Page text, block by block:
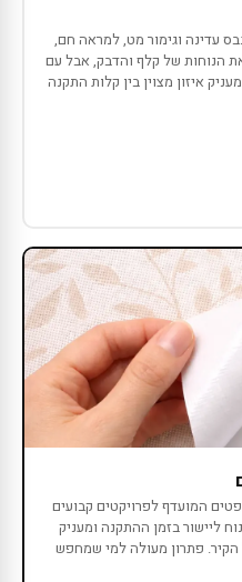
עדינה וגימור מט, למראה חם,
את הנוחות של קלף והדבק, אבל עם
איזון מצוין בין קלות התקנה
המועדף לפרויקטים קבועים
ליישור בזמן ההתקנה ומעניק
הקיר. פתרון מעולה למי שמחפש